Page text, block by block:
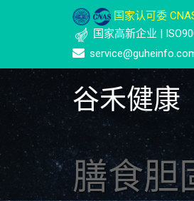
国家认可委
国家高新企业 |
谷禾健康
膳食胆